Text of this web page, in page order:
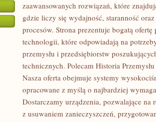
ENERGETYKA
zaawansowanych rozwiązań, które
gdzie liczy się wydajność, staranność
procesów. Strona prezentuje bogatą ofertę
technologii, które odpowiadają na
przemysłu i przedsiębiorstw
technicznych. Polecam Historia
Nasza oferta obejmuje systemy
opracowane z myślą o najbardziej
Dostarczamy urządzenia, pozwalające na
z usuwaniem zanieczyszczeń,